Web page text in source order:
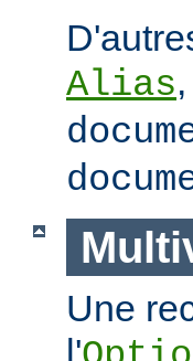
Alias
Une
l'